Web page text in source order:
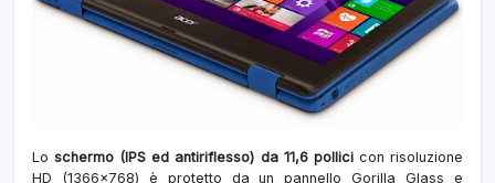
Loschermo (IPS ed antiriflesso) da 11,6 pollicicon risoluzione
HD (1366×768) è protetto da un pannello Gorilla Glass e